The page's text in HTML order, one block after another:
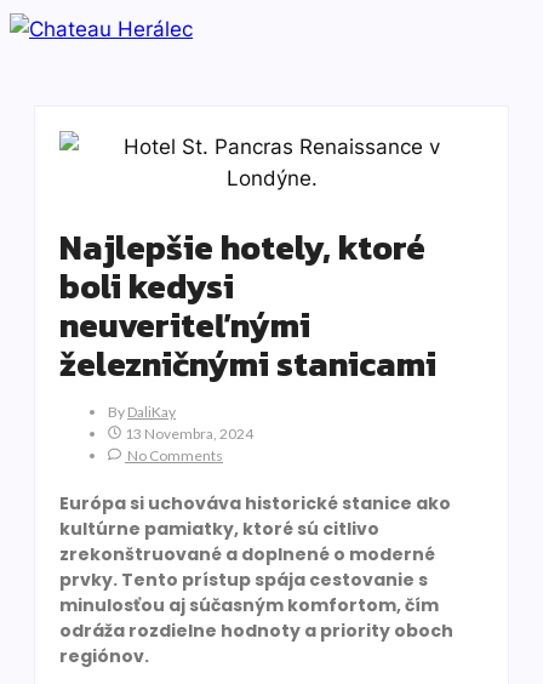
Najlepšie hotely, ktoré
boli kedysi
neuveriteľnými
železničnými stanicami
By DaliKay
13 Novembra, 2024
No Comments
Európa si uchováva historické stanice ako
kultúrne pamiatky, ktoré sú citlivo
zrekonštruované a doplnené o moderné
prvky. Tento prístup spája cestovanie s
minulosťou aj súčasným komfortom, čím
odráža rozdielne hodnoty a priority oboch
regiónov.